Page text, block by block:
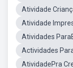
Atividade
Atividade
Atividades
Actividades
AtividadePra